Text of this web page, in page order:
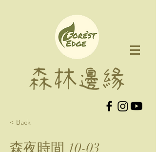
森林邊緣
< Back
森夜時間 10-03